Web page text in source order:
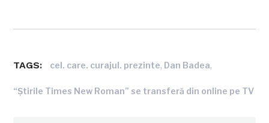
TAGS: cel. care. curajul. prezinte, Dan Badea,
“Ştirile Times New Roman” se transferă din online pe TV